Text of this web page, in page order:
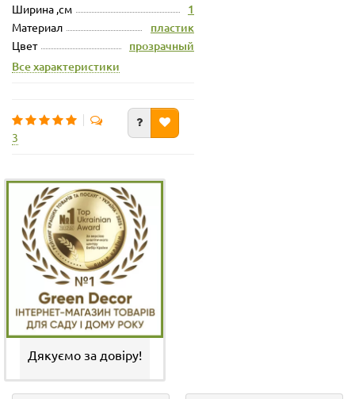
Ширина ,см 1
Материал пластик
Цвет
прозрачный
Все характеристики
3
Дякуємо за довіру!